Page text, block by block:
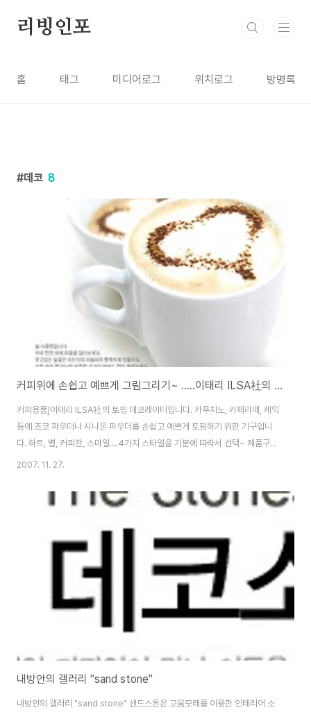
리빙인포
홈 태그 미디어로그 위치로그 방명록
데코 8
커피위에 손쉽고 예쁘게 그림그리기~ .....이태리 ILSA社의 토핑 데코레이터
커피용품]이태리 ILSA社의 토핑 데코레이터입니다. 카푸치노, 카페라떼, 케익
등에 초코 파우더나 시나몬 파우더를 손쉽고 예쁘게 토핑하기 위한 기구입니
다. 하트, 별, 커피잔, 스마일....4가지 스타일을 기분에 따라서 선택~ 제품구성
: 데코레이터 1개 + 디스크 4개 디스크모양 : 하트, 커피잔, 스마일, 꽃 재질 : 데
위에 손쉽고 예쁘게 그림그리기..예쁜 커피기구모음!! [주 방/주방가전] - 브랜
드스토리]테라로사, 커피에 대한 맛의 고찰 [주 방/주방가전] - 여과지가 필요
없는 커피 드리퍼 포트, ‘카페오(Cafeo) [주 방/주방가전] - 즉석으로 감자칩
을 만들 수 있는 칩메이커(CHIP MAKER) [주 방/주방가..
2007. 11. 27.
내방안의 갤러리 "sand stone"
내방안의 갤러리 "sand stone" 샌드스톤은 고움모래를 이용한 인테리어 소